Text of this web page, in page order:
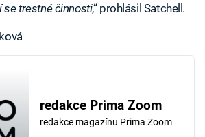
se trestné činnosti,“ prohlásil Satchell.
redakce Prima Zoom
redakce magazínu Prima Zoom